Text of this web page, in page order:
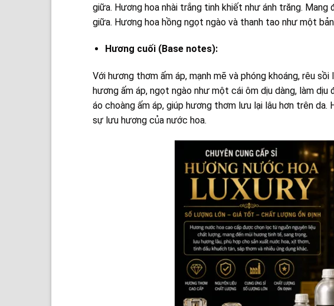
giữa. Hương hoa nhài trắng tinh khiết như ánh trăng.
giữa. Hương hoa hồng ngọt ngào và thanh tao như một
Hương cuối (Base notes):
Với hương thơm ấm áp, mạnh mẽ và phóng khoáng, rêu
hương ấm áp, ngọt ngào như một cái ôm dịu dàng, làm
áo choàng ấm áp, giúp hương thơm lưu lại lâu hơn trên
sự lưu hương của nước hoa.